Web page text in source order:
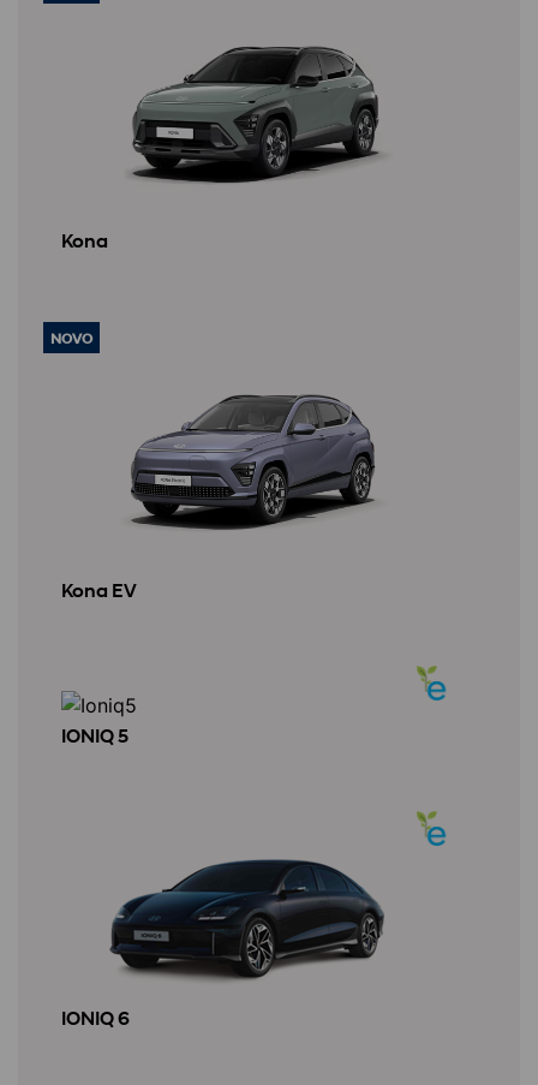
Kona
NOVO
Kona EV
IONIQ 5
IONIQ 6